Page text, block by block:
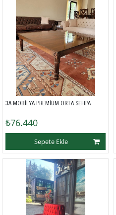
3A MOBİLYA PREMİUM ORTA SEHPA
₺76.440
Sepete Ekle